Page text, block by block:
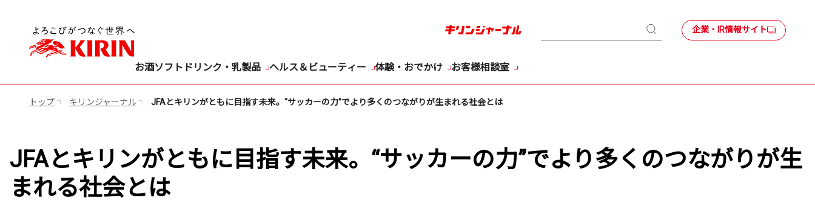
検
企業・IR情報サイト
お酒ソフトドリンク・乳製品 ヘルス＆ビューティー 体験・おでかけ お客様相談室
トップ キリンジャーナル JFAとキリンがともに目指す未来。“サッカーの力”でより多くのつながりが生まれる社会とは
JFAとキリンがともに目指す未来。“サッカーの力”でより多くのつながりが生
まれる社会とは